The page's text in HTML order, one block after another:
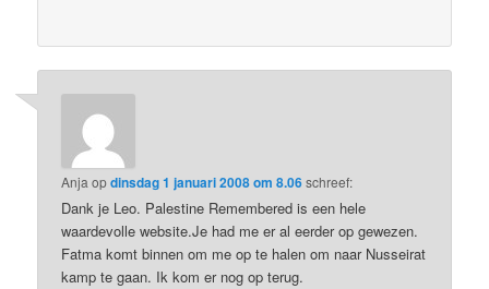
Anja opdinsdag 1 januari 2008 om 8.06schreef:
Dank je Leo. Palestine Remembered is een hele
waardevolle website.Je had me er al eerder op gewezen.
Fatma komt binnen om me op te halen om naar Nusseirat
kamp te gaan. Ik kom er nog op terug.